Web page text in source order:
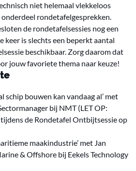
niet helemaal vlekkeloos
rondetafelgesprekken.
de rondetafelsessies nog een
keer is slechts een beperkt aantal
beschikbaar. Zorg daarom dat
jouw favoriete thema naar keuze!
schip bouwen kan vandaag al’ met
bij NMT (LET OP:
de Rondetafel Ontbijtsessie op
maakindustrie’ met Jan
& Offshore bij Eekels Technology